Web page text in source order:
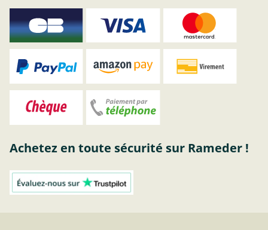
Achetez en toute sécurité sur Rameder !